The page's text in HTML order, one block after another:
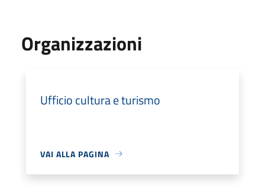
Organizzazioni
Ufficio cultura e turismo
VAI ALLA PAGINA